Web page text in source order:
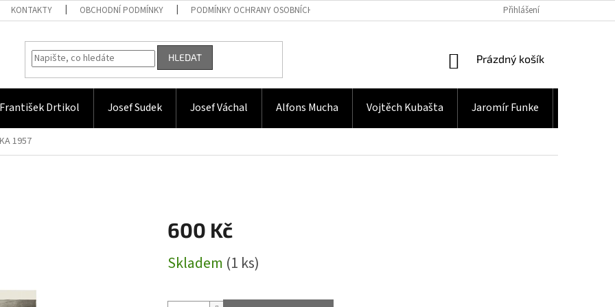
KONTAKTY OBCHODNÍ PODMÍNKY PODMÍNKY OCHRANY OSOBNÍCH ÚDAJŮ Přihlášení
HLEDAT
NÁKUPNÍ
Prázdný košík
František Drtikol Josef Sudek Josef Váchal Alfons Mucha Vojtěch Kubašta Jaromír Funke
1957
600 Kč
cena:
Skladem (1 ks)